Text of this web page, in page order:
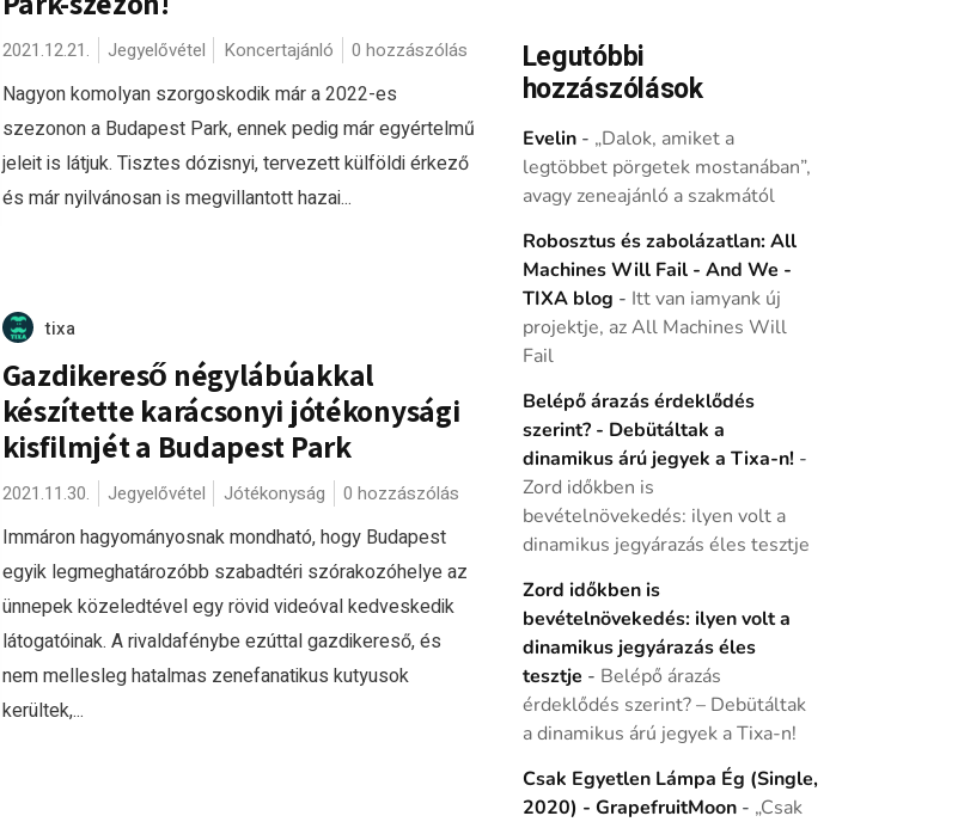
2021.12.21. Jegyelővétel Koncertajánló 0 hozzászólás
Nagyon komolyan szorgoskodik már a 2022-es
szezonon a Budapest Park, ennek pedig már egyértelmű
jeleit is látjuk. Tisztes dózisnyi, tervezett külföldi érkező
és már nyilvánosan is megvillantott hazai...
tixa
Gazdikereső négylábúakkal
készítette karácsonyi jótékonysági
kisfilmjét a Budapest Park
2021.11.30. Jegyelővétel Jótékonyság 0 hozzászólás
Immáron hagyományosnak mondható, hogy Budapest
egyik legmeghatározóbb szabadtéri szórakozóhelye az
ünnepek közeledtével egy rövid videóval kedveskedik
látogatóinak. A rivaldafénybe ezúttal gazdikereső, és
nem mellesleg hatalmas zenefanatikus kutyusok
kerültek,...
Legutóbbi
hozzászólások
Evelin- „Dalok, amiket a
legtöbbet pörgetek mostanában”,
avagy zeneajánló a szakmától
Robosztus és zabolázatlan: All
Machines Will Fail - And We -
TIXA blog - Itt van iamyank új
projektje, az All Machines Will
Fail
Belépő árazás érdeklődés
szerint? - Debütáltak a
dinamikus árú jegyek a Tixa-n! -
Zord időkben is
bevételnövekedés: ilyen volt a
dinamikus jegyárazás éles tesztje
Zord időkben is
bevételnövekedés: ilyen volt a
dinamikus jegyárazás éles
tesztje - Belépő árazás
érdeklődés szerint? – Debütáltak
a dinamikus árú jegyek a Tixa-n!
Csak Egyetlen Lámpa Ég (Single,
2020) - GrapefruitMoon- „Csak